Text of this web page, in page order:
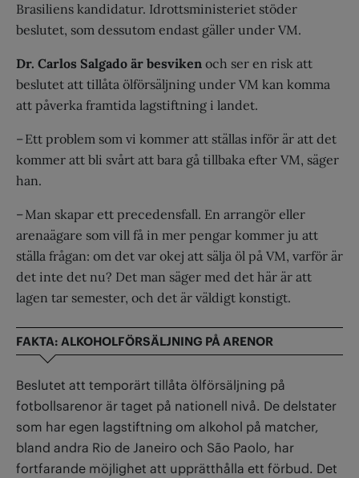
Brasiliens kandidatur. Idrottsministeriet stöder
beslutet, som dessutom endast gäller under VM.
Dr. Carlos Salgado är besviken och ser en risk att
beslutet att tillåta ölförsäljning under VM kan komma
att påverka framtida lagstiftning i landet.
– Ett problem som vi kommer att ställas inför är att det
kommer att bli svårt att bara gå tillbaka efter VM, säger
han.
– Man skapar ett precedensfall. En arrangör eller
arenaägare som vill få in mer pengar kommer ju att
ställa frågan: om det var okej att sälja öl på VM, varför är
det inte det nu? Det man säger med det här är att
lagen tar semester, och det är väldigt konstigt.
FAKTA: ALKOHOLFÖRSÄLJNING PÅ ARENOR
Beslutet att temporärt tillåta ölförsäljning på
fotbollsarenor är taget på nationell nivå. De delstater
som har egen lagstiftning om alkohol på matcher,
bland andra Rio de Janeiro och São Paolo, har
fortfarande möjlighet att upprätthålla ett förbud. Det